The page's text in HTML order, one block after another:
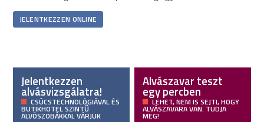
JELENTKEZZEN ONLINE
Jelentkezzen
alvásvizsgálatra!
CSÚCSTECHNOLÓGIÁVAL ÉS
BUTIKHOTEL SZINTŰ
ALVÓSZOBÁKKAL VÁRJUK
Alvászavar teszt
egy percben
LEHET, NEM IS SEJTI, HOGY
ALVÁSZAVARA VAN. TUDJA
MEG!